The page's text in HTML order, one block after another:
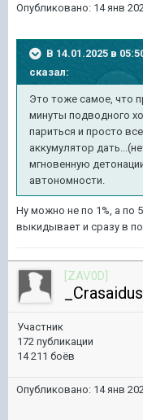
Опубликовано: 14 янв
В 14.01.2025 в
сказал:
Это тоже самое, что
минуты подводного
париться и просто
аккумулятор
мгновенную
автономности.
Ну можно не по 1%, а по
выкидывает и сразу в
[ZAV0D]
_Crasaidus_
Участник
172 публикации
14 211 боёв
Опубликовано: 14 янв